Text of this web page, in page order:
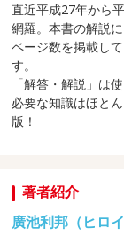
直近平成27年から
網羅。本書の解説
ページ数を掲載し
す。
「解答・解説」は
必要な知識はほと
版！
著者紹介
廣池利邦（ヒロ